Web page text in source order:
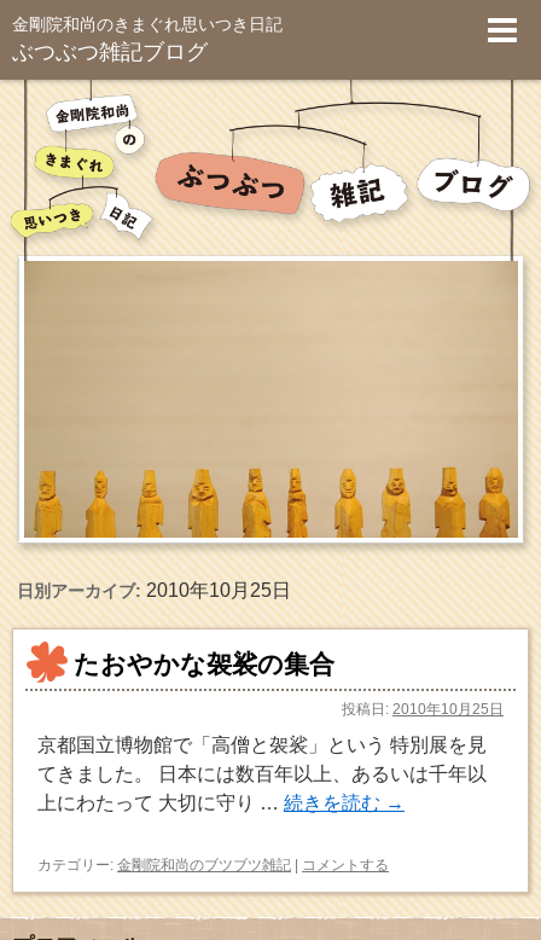
金剛院和尚のきまぐれ思いつき日記
ぶつぶつ雑記ブログ
日別アーカイブ:2010年10月25日
たおやかな袈裟の集合
投稿日: 2010年10月25日
京都国立博物館で「高僧と袈裟」という 特別展を見
てきました。 日本には数百年以上、あるいは千年以
上にわたって 大切に守り … 続きを読む →
カテゴリー: 金剛院和尚のブツブツ雑記 | コメントする